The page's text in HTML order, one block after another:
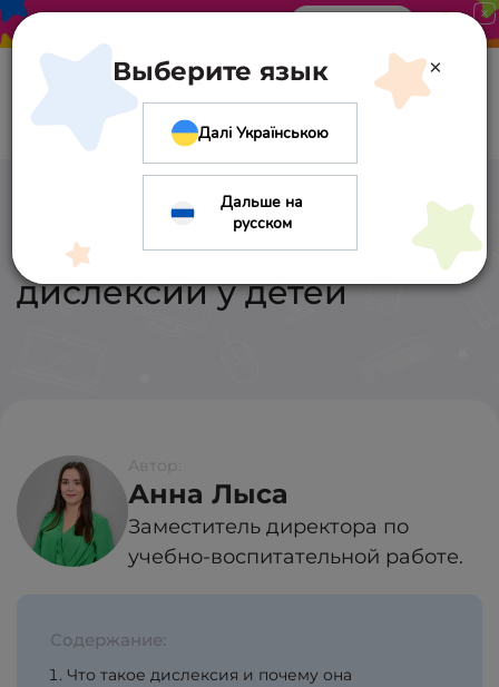
Понимание и
распознавание
дислексии у детей
Автор:
Анна Лыса
Заместитель директора по
учебно-воспитательной работе.
Содержание:
Что такое дислексия и почему она
×
Выберите язык
Далі Українською
Дальше на
русском